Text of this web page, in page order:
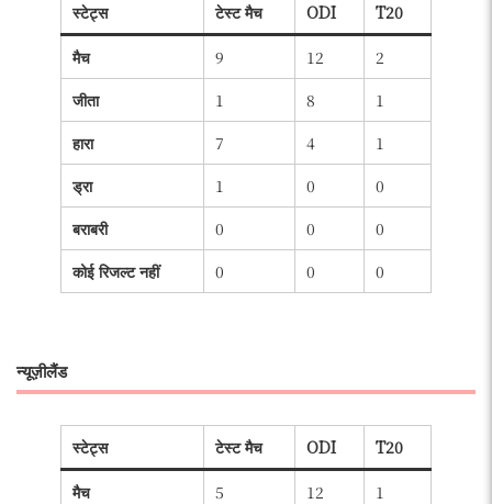
स्टेट्स टेस्ट मैच ODI T20
मैच 9 12
2
जीता
1 8
1
हारा
7 4
1
ड्रा
1 0
0
बराबरी
0 0
0
कोई रिजल्ट नहीं
0 0 0
न्यूज़ीलैंड
स्टेट्स टेस्ट मैच ODI T20
मैच 5 12 1